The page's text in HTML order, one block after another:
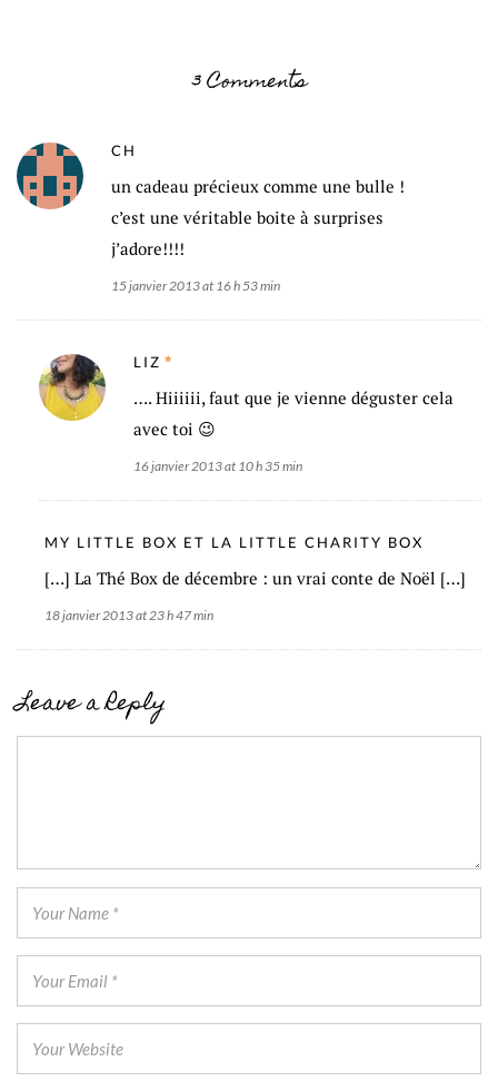
3 Comments
CH
un cadeau précieux comme une bulle !
c’est une véritable boite à surprises
j’adore!!!!
15 janvier 2013 at 16 h 53 min
LIZ
…. Hiiiiii, faut que je vienne déguster cela
avec toi 😉
16 janvier 2013 at 10 h 35 min
MY LITTLE BOX ET LA LITTLE CHARITY BOX
[…] La Thé Box de décembre : un vrai conte de Noël […]
18 janvier 2013 at 23 h 47 min
Leave a Reply